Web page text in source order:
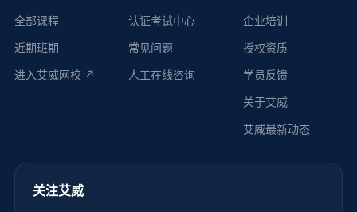
全部课程
近期班期
进入艾威网校 ↗
认证考试中心
常见问题
人工在线咨询
企业培训
授权资质
学员反馈
关于艾威
艾威最新动态
关注艾威